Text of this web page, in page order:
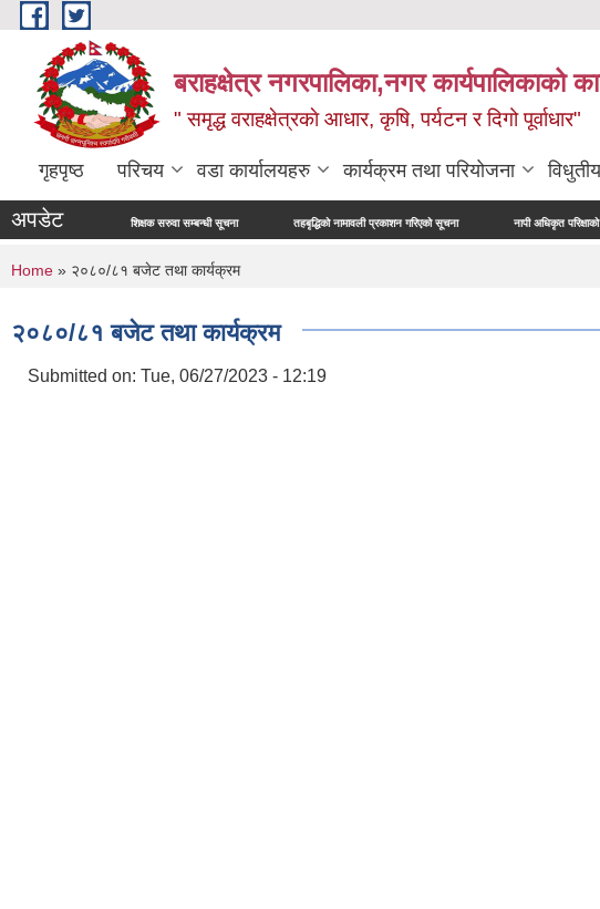
Skip to main content
बराहक्षेत्र नगरपालिका,नगर
" समृद्ध वराहक्षेत्रकाे आधार, कृषि, पर्यटन र दिगो पूर्वाधार"
गृहपृष्ठ परिचय वडा कार्यालयहरु कार्यक्रम तथा परियोजना
अपडेट शिक्षक सरुवा सम्बन्धी सूचना तहबृद्धिको नामावली प्रकाशन गरिएको सूचना नापी अधिकृत परिक्षाको अन्तिम
You are here
Home » २०८०/८१ बजेट तथा कार्यक्रम
२०८०/८१ बजेट तथा कार्यक्रम
Submitted on: Tue, 06/27/2023 - 12:19